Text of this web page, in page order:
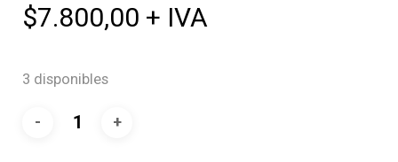
$7.800,00 + IVA
3 disponibles